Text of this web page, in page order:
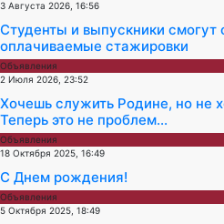
3 Августа 2026, 16:56
Студенты и выпускники смогут
оплачиваемые стажировки
Объявления
2 Июля 2026, 23:52
Хочешь служить Родине, но не
Теперь это не проблем...
Объявления
18 Октября 2025, 16:49
С Днем рождения!
Объявления
5 Октября 2025, 18:49